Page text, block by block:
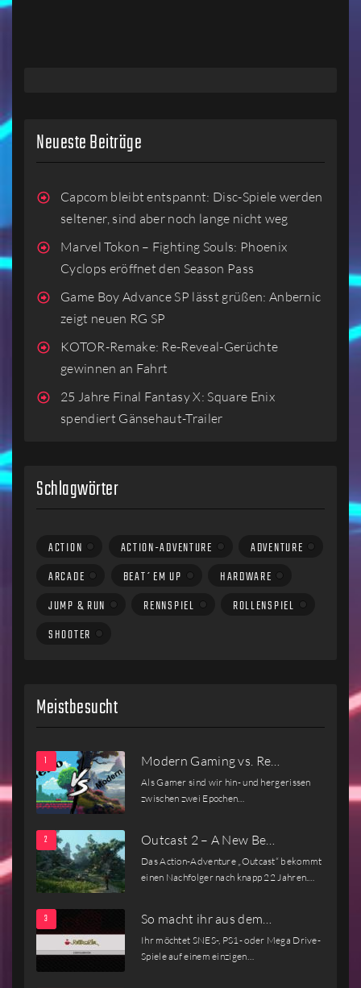
Neueste Beiträge
Capcom bleibt entspannt: Disc-Spiele werden
seltener, sind aber noch lange nicht weg
Marvel Tokon – Fighting Souls: Phoenix
Cyclops eröffnet den Season Pass
Game Boy Advance SP lässt grüßen: Anbernic
zeigt neuen RG SP
KOTOR-Remake: Re-Reveal-Gerüchte
gewinnen an Fahrt
25 Jahre Final Fantasy X: Square Enix
spendiert Gänsehaut-Trailer
Schlagwörter
ACTION ACTION-ADVENTURE
ADVENTURE
ARCADE
BEAT´EM UP
HARDWARE
JUMP & RUN
RENNSPIEL
ROLLENSPIEL
SHOOTER
Meistbesucht
Modern Gaming vs. Re…
Als Gamer sind wir hin- und hergerissen
zwischen zwei Epochen…
Outcast 2 – A New Be…
Das Action-Adventure „Outcast“ bekommt
einen Nachfolger nach knapp 22 Jahren.…
So macht ihr aus dem…
Ihr möchtet SNES-, PS1- oder Mega Drive-
Spiele auf einem einzigen…